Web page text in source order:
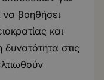
βοηθήσει
και
δυνατότητα στις